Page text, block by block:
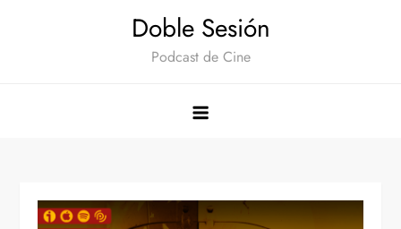
Doble Sesión
Podcast de Cine